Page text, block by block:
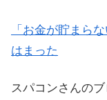
「お金が貯まら
はまった
スパコンさんの